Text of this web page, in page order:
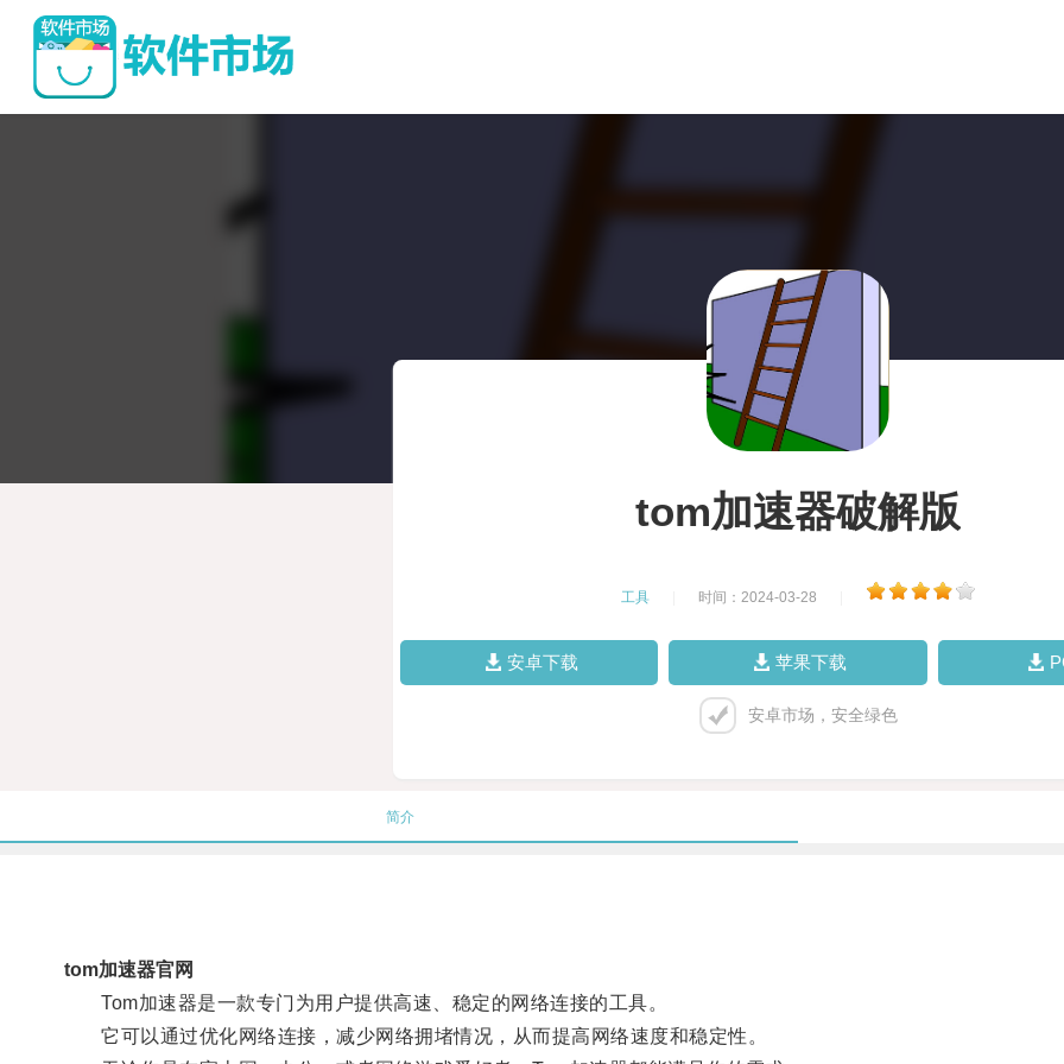
tom加速器破解版
工具 时间：2024-03-28
安卓下载 苹果下载
安卓市场，安全绿色
简介
tom加速器官网
Tom加速器是一款专门为用户提供高速、稳定的网络连接的工具。
它可以通过优化网络连接，减少网络拥堵情况，从而提高网络速度和稳定性。